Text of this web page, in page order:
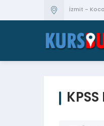
İzmit -